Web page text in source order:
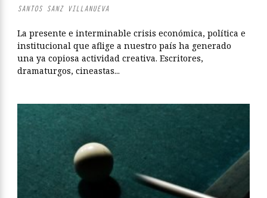
SANTOS SANZ VILLANUEVA
La presente e interminable crisis económica, política e
institucional que aflige a nuestro país ha generado
una ya copiosa actividad creativa. Escritores,
dramaturgos, cineastas...